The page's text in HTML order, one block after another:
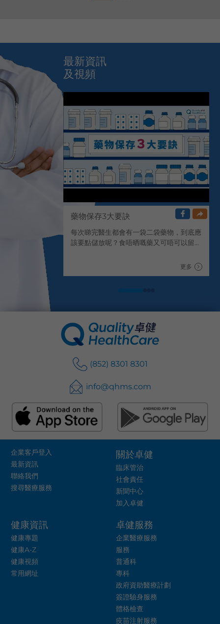
最新資訊
及視頻
藥物保存3大要訣
每次睇完醫生都會有一袋二袋藥物，到底應
該要點儲放呢？食唔晒嘅藥又可唔可以留返
更多
(852) 8301 8301
info@qhms.com
企業客戶登入
最新資訊
聯絡我們
搜尋醫療服務
關於卓健
臨床管治
社會責任
新聞中心
加入卓健
健康資訊
健康專題
健康A-Z
健康視頻
常用網址
卓健服務
企業醫療服務
服務
普通科
專科
政府資助醫療計劃
簽證驗身服務
體格檢查
疫苗注射服務